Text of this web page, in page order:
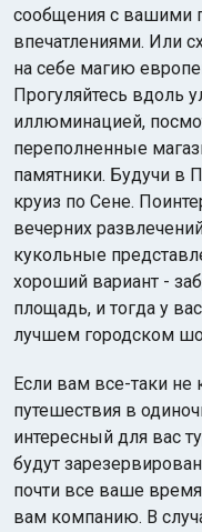
сообщения с вашими
впечатлениями. Или
на себе магию
Прогуляйтесь вдоль
иллюминацией,
переполненные
памятники. Будучи в
круиз по Сене.
вечерних
кукольные
хороший вариант -
площадь, и тогда у
лучшем городском
Если вам все-таки не
путешествия в
интересный для вас
будут
почти все ваше время
вам компанию. В